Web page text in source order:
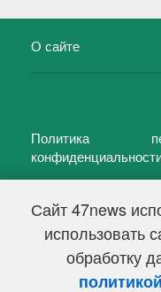
Сайт 47news
использовать
обработку
О сайте
Политика
47 новостей (47 news)
Свидетельство о
Федеральной службой
информационных